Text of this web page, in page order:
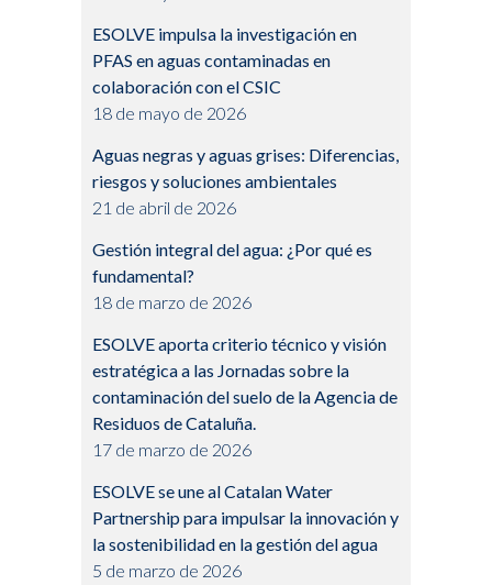
ESOLVE impulsa la investigación en
PFAS en aguas contaminadas en
colaboración con el CSIC
18 de mayo de 2026
Aguas negras y aguas grises: Diferencias,
riesgos y soluciones ambientales
21 de abril de 2026
Gestión integral del agua: ¿Por qué es
fundamental?
18 de marzo de 2026
ESOLVE aporta criterio técnico y visión
estratégica a las Jornadas sobre la
contaminación del suelo de la Agencia de
Residuos de Cataluña.
17 de marzo de 2026
ESOLVE se une al Catalan Water
Partnership para impulsar la innovación y
la sostenibilidad en la gestión del agua
5 de marzo de 2026